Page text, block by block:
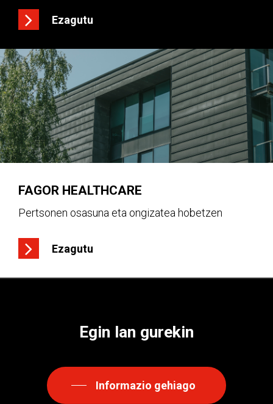
Ezagutu
FAGOR HEALTHCARE
Pertsonen osasuna eta ongizatea hobetzen
Ezagutu
Egin lan gurekin
Informazio gehiago